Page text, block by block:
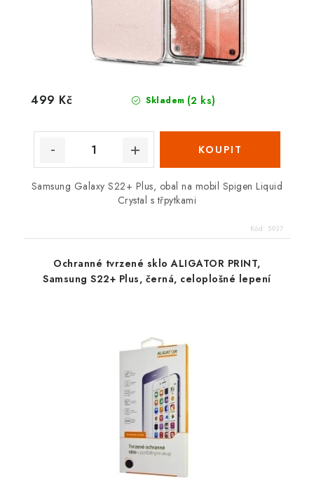
Skladem (2 ks)
499 Kč
Samsung Galaxy S22+ Plus, obal na mobil Spigen Liquid
Crystal s třpytkami
Kód: 5937
Ochranné tvrzené sklo ALIGATOR PRINT,
Samsung S22+ Plus, černá, celoplošné lepení